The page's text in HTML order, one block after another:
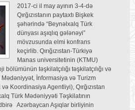
2017-ci il may ayının 3-4-də
Qırğızıstanın paytaxtı Bişkek
şəhərində “Beynəlxalq Türk
dünyası aşıqlıq gələnəyi”
mövzusunda elmi konfrans
keçirlib. Qırığızıstan-Türkiyə
Manas universitetinin (KTMU)
təşkilatçılığı təşkilatçılığı və
Mədəniyyət, İnformasiya və Turizm
Koordinasiya Agentliyi), Qırğızıstan
Türk Mədəniyyəti Təşkilatının
Azərbaycan Aşıqlar birliyinin